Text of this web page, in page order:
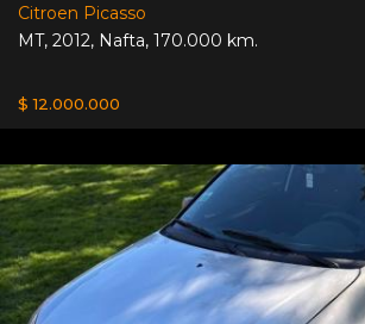
Citroen Picasso
MT, 2012, Nafta, 170.000 km.
$ 12.000.000